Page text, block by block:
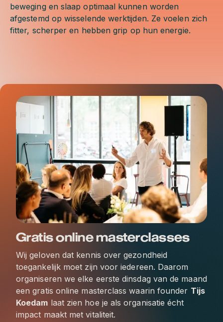
beweging en slaap optimaal kunnen worden
afgestemd op wisselende werktijden. Ze voelen zich
fitter, scherper en hebben grip op hun energie.
Gratis online masterclasses
Wij geloven dat kennis over gezondheid
toegankelijk moet zijn voor iedereen. Daarom
organiseren we elke eerste dinsdag van de maand
een gratis online masterclass waarin founder Tijs
Koedam laat zien hoe je als organisatie écht
impact maakt met vitaliteit.